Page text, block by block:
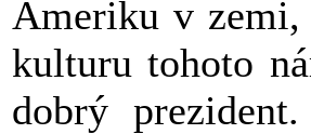
Ameriku v
kulturu tohoto
dobrý